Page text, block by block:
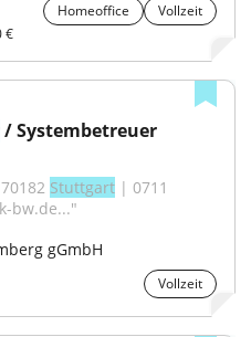
Homeoffice
Vollzeit
€
/ Systembetreuer
Stuttgart | 0711
bw.de..."
gGmbH
Vollzeit